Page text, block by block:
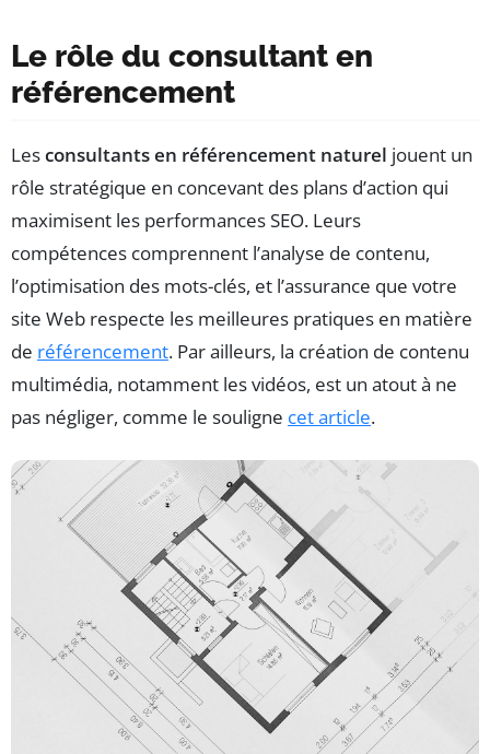
Le rôle du consultant en
référencement
Lesconsultants en référencement naturel jouent un
rôle stratégique en concevant des plans d’action qui
maximisent les performances SEO. Leurs
compétences comprennent l’analyse de contenu,
l’optimisation des mots-clés, et l’assurance que votre
site Web respecte les meilleures pratiques en matière
de référencement. Par ailleurs, la création de contenu
multimédia, notamment les vidéos, est un atout à ne
pas négliger, comme le souligne cet article.